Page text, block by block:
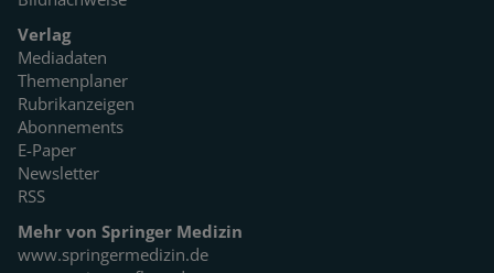
Verlag
Mediadaten
Themenplaner
Rubrikanzeigen
Abonnements
E-Paper
Newsletter
RSS
Mehr von Springer Medizin
www.springermedizin.de